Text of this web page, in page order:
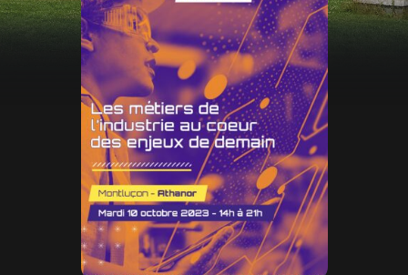
Rivaj Group traite votre adresse électronique pour la gestion de votre
abonnement à la newsletter deAthanor . Vous pouvez retirer votre
consentement à tout moment. Pour en savoir plus, consultez notre
protection des données